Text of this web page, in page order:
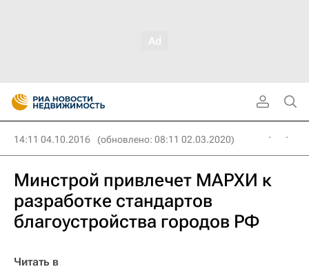
14:11 04.10.2016 (обновлено: 08:11 02.03.2020)
Минстрой привлечет МАРХИ к
разработке стандартов
благоустройства городов РФ
Читать в